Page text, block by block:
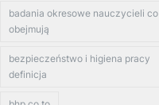
badania okresowe nauczycieli co
obejmują
bezpieczeństwo i higiena pracy
definicja